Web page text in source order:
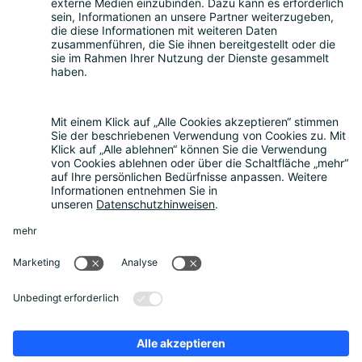
Smart Country Convention|Transform|Digital Office
Conference|Bildungskonferenz|eIDAS Summit |
DigiFin|AIDAQ|Privacy Conference
Conference
Kontakt